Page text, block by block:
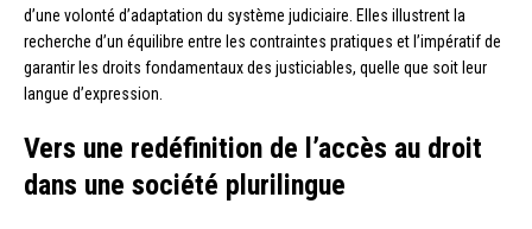
d’une volonté d’adaptation du système judiciaire. Elles illustrent la
recherche d’un équilibre entre les contraintes pratiques et l’impératif de
garantir les droits fondamentaux des justiciables, quelle que soit leur
langue d’expression.
Vers une redéfinition de l’accès au droit
dans une société plurilingue